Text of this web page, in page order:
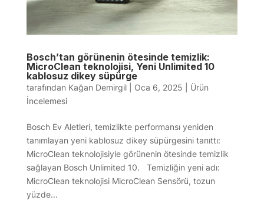
Bosch’tan görünenin ötesinde temizlik:
MicroClean teknolojisi, Yeni Unlimited 10
kablosuz dikey süpürge
tarafından Kağan Demirgil| Oca 6, 2025
Ürün
İncelemesi
Bosch Ev Aletleri, temizlikte performansı yeniden
tanımlayan yeni kablosuz dikey süpürgesini tanıttı:
MicroClean teknolojisiyle görünenin ötesinde temizlik
sağlayan Bosch Unlimited 10. Temizliğin yeni adı:
MicroClean teknolojisi MicroClean Sensörü, tozun
yüzde...